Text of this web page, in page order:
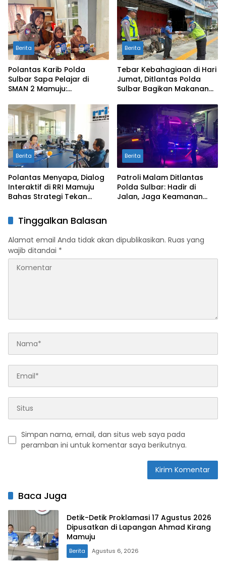
Berita
Polantas Karib Polda
Sulbar Sapa Pelajar di
SMAN 2 Mamuju:
Berbagi Helm Gratis
Berita
Tebar Kebahagiaan di Hari
Jumat, Ditlantas Polda
Sulbar Bagikan Makanan
Jalanan
Berita
Polantas Menyapa, Dialog
Interaktif di RRI Mamuju
Bahas Strategi Tekan
Sulbar
Berita
Patroli Malam Ditlantas
Polda Sulbar: Hadir di
Jalan, Jaga Keamanan
Tinggalkan Balasan
Alamat email Anda tidak akan dipublikasikan. Ruas yang
wajib ditandai *
Simpan nama, email, dan situs web saya pada
peramban ini untuk komentar saya berikutnya.
Baca Juga
Detik-Detik Proklamasi 17 Agustus 2026
Dipusatkan di Lapangan Ahmad Kirang
Berita Agustus 6, 2026